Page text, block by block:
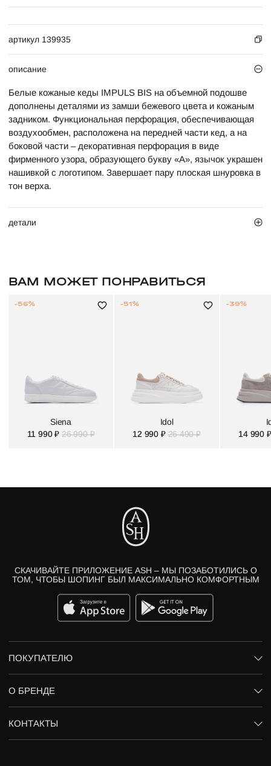
артикул 139935
описание
Белые кожаные кеды IMPULS BIS на объемной подошве
дополнены деталями из замши бежевого цвета и кожаным
задником. Функциональная перфорация, обеспечивающая
воздухообмен, расположена на передней части кед, а на
боковой части – декоративная перфорация в виде
фирменного узора, образующего букву «А», язычок украшен
нашивкой с логотипом. Завершает пару плоская шнуровка в
тон верха.
детали
ВАМ МОЖЕТ ПОНРАВИТЬСЯ
Siena
11 990 ₽ 26 990 ₽
-56%
Idol
12 990 ₽ 26 490 ₽
-51%
14 990 ₽
-39%
СКАЧИВАЙТЕ ПРИЛОЖЕНИЕ ASH – МЫ ПОЗАБОТИЛИСЬ О
ТОМ, ЧТОБЫ ШОПИНГ БЫЛ МАКСИМАЛЬНО КОМФОРТНЫМ
ПОКУПАТЕЛЮ
О БРЕНДЕ
КОНТАКТЫ